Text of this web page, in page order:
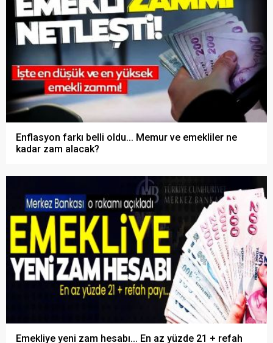
Enflasyon farkı belli oldu... Memur ve emekliler ne
kadar zam alacak?
Emekliye yeni zam hesabı... En az yüzde 21 + refah